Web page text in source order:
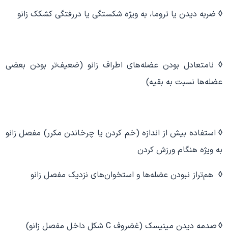
◊ ضربه دیدن یا تروما، به ویژه شکستگی یا دررفتگی کشکک زانو
◊ نامتعادل بودن عضله‌های اطراف زانو (ضعیف‌تر بودن بعضی
عضله‌ها نسبت به بقیه)
◊ استفاده بیش از اندازه (خم کردن یا چرخاندن مکرر) مفصل زانو
به ویژه هنگام ورزش کردن
◊ هم‌تراز نبودن عضله‌ها و استخوان‌های نزدیک مفصل زانو
◊صدمه دیدن مینیسک (غضروف C شکل داخل مفصل زانو)